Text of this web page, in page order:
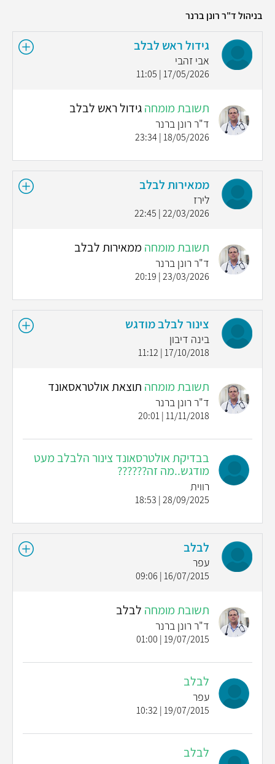
בניהול ד"ר רונן ברנר
גידול ראש לבלב
אבי זהבי
17/05/2026 | 11:05
תשובת מומחהגידול ראש לבלב
ד"ר רונן ברנר
18/05/2026 | 23:34
ממאירות לבלב
לירז
22/03/2026 | 22:45
תשובת מומחה ממאירות לבלב
ד"ר רונן ברנר
23/03/2026 | 20:19
צינור לבלב מודגש
בינה דיבון
17/10/2018 | 11:12
תשובת מומחה תוצאת אולטראסאונד
ד"ר רונן ברנר
11/11/2018 | 20:01
בבדיקת אולטרסאונד צינור הלבלב מעט
מודגש..מה זה??????
רווית
28/09/2025 | 18:53
לבלב
עפר
16/07/2015 | 09:06
תשובת מומחה לבלב
ד"ר רונן ברנר
19/07/2015 | 01:00
לבלב
עפר
19/07/2015 | 10:32
לבלב